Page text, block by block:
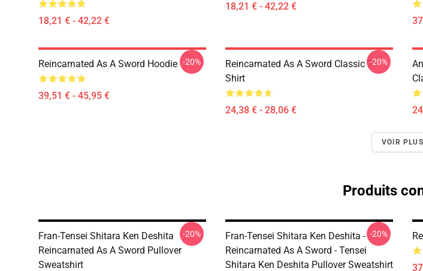
18,21 € - 42,22 €
18,21 € - 42,22 €
Reincarnated As A Sword Hoodie
39,51 € - 45,95 €
-20%
Reincarnated As A Sword Classic T-
Shirt
24,38 € - 28,06 €
-20%
VOIR PLUS
Produits
Fran-Tensei Shitara Ken Deshita
Reincarnated As A Sword Pullover
Sweatshirt
-20%
Fran-Tensei Shitara Ken Deshita -
Reincarnated As A Sword - Tensei
Shitara Ken Deshita Pullover Sweatshirt
-20%